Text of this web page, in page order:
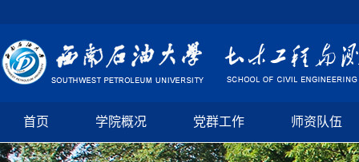
首页 学院概况 党群工作 师资队伍